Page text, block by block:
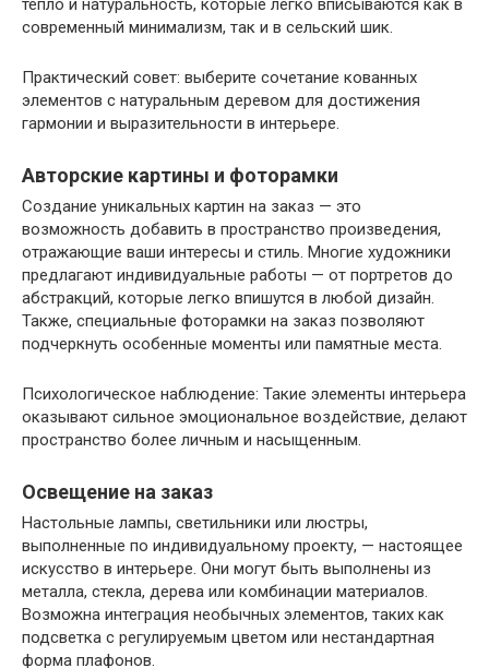
тепло и натуральность, которые легко вписываются как в
современный минимализм, так и в сельский шик.
Практический совет: выберите сочетание кованных
элементов с натуральным деревом для достижения
гармонии и выразительности в интерьере.
Авторские картины и фоторамки
Создание уникальных картин на заказ — это
возможность добавить в пространство произведения,
отражающие ваши интересы и стиль. Многие художники
предлагают индивидуальные работы — от портретов до
абстракций, которые легко впишутся в любой дизайн.
Также, специальные фоторамки на заказ позволяют
подчеркнуть особенные моменты или памятные места.
Психологическое наблюдение: Такие элементы интерьера
оказывают сильное эмоциональное воздействие, делают
пространство более личным и насыщенным.
Освещение на заказ
Настольные лампы, светильники или люстры,
выполненные по индивидуальному проекту, — настоящее
искусство в интерьере. Они могут быть выполнены из
металла, стекла, дерева или комбинации материалов.
Возможна интеграция необычных элементов, таких как
подсветка с регулируемым цветом или нестандартная
форма плафонов.